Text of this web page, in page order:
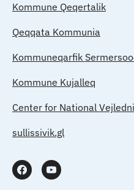
Kommune Qeqertalik
Qeqqata Kommunia
Kommuneqarfik
Kommune Kujalleq
Center for National
sullissivik.gl